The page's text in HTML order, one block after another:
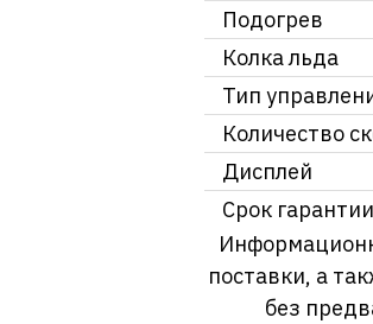
Подогрев
Колка льда
Тип
Количество
Дисплей
Срок гарантии
поставки, а
без